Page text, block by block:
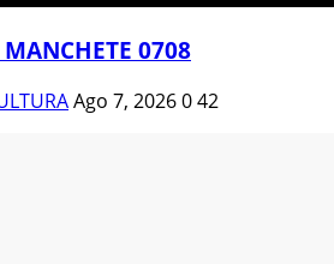
0708
Ago 7, 2026042